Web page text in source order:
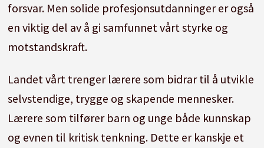
forsvar. Men solide profesjonsutdanninger er også
en viktig del av å gi samfunnet vårt styrke og
motstandskraft.
Landet vårt trenger lærere som bidrar til å utvikle
selvstendige, trygge og skapende mennesker.
Lærere som tilfører barn og unge både kunnskap
og evnen til kritisk tenkning. Dette er kanskje et